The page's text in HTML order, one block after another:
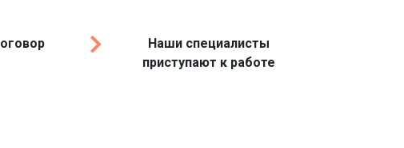
Наши специалисты
приступают к работе